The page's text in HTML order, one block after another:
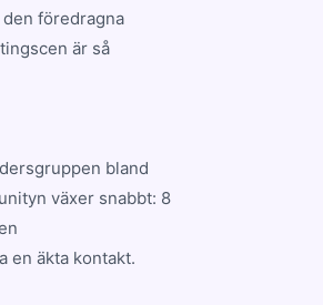
föredragna
är så
bland
växer snabbt: 8
en äkta kontakt.